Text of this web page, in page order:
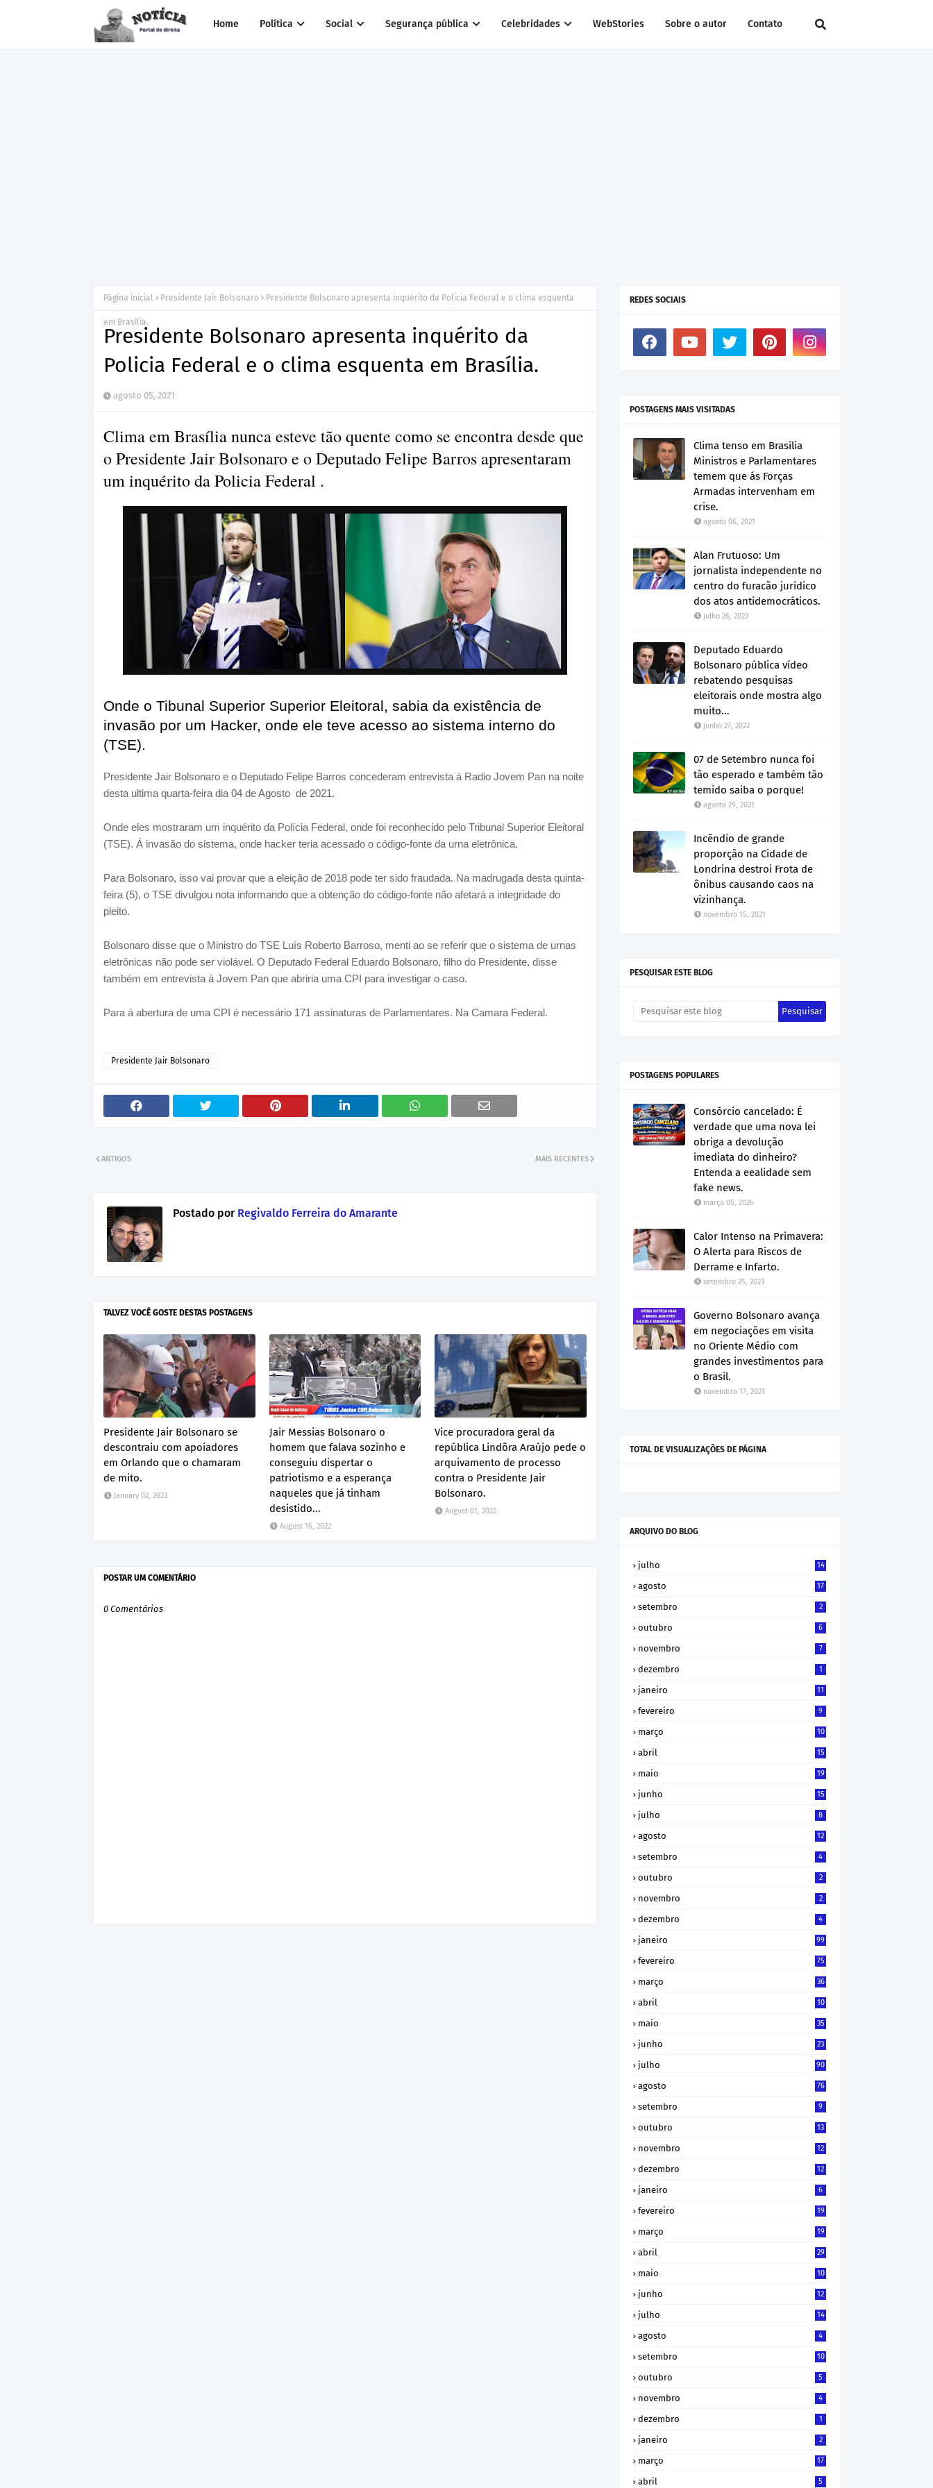
Home Política Social Segurança pública Celebridades WebStories Sobre o autor Contato
Página inicial Presidente Jair Bolsonaro Presidente Bolsonaro apresenta inquérito da Policia Federal e o clima esquenta
em Brasília.
Presidente Bolsonaro apresenta inquérito da
Policia Federal e o clima esquenta em Brasília.
agosto 05, 2021
Clima em Brasília nunca esteve tão quente como se encontra desde que
o Presidente Jair Bolsonaro e o Deputado Felipe Barros apresentaram
um inquérito da Policia Federal .
Onde o Tibunal Superior Superior Eleitoral, sabia da existência de
invasão por um Hacker, onde ele teve acesso ao sistema interno do
(TSE).
Presidente Jair Bolsonaro e o Deputado Felipe Barros concederam entrevista à Radio Jovem Pan na noite
desta ultima quarta-feira dia 04 de Agosto de 2021.
Onde eles mostraram um inquérito da Polícia Federal, onde foi reconhecido pelo Tribunal Superior Eleitoral
(TSE). Á invasão do sistema, onde hacker teria acessado o código-fonte da urna eletrônica.
Para Bolsonaro, isso vai provar que a eleição de 2018 pode ter sido fraudada. Na madrugada desta quinta-
feira (5), o TSE divulgou nota informando que a obtenção do código-fonte não afetará a integridade do
pleito.
Bolsonaro disse que o Ministro do TSE Luís Roberto Barroso, menti ao se referir que o sistema de urnas
eletrônicas não pode ser violável. O Deputado Federal Eduardo Bolsonaro, filho do Presidente, disse
também em entrevista á Jovem Pan que abriria uma CPI para investigar o caso.
Para á abertura de uma CPI é necessário 171 assinaturas de Parlamentares. Na Camara Federal.
Presidente Jair Bolsonaro
MAIS RECENTES
ANTIGOS
Postado porRegivaldo Ferreira do Amarante
TALVEZ VOCÊ GOSTE DESTAS POSTAGENS
Presidente Jair Bolsonaro se
descontraiu com apoiadores
em Orlando que o chamaram
de mito.
January 02, 2023
Jair Messias Bolsonaro o
homem que falava sozinho e
conseguiu dispertar o
patriotismo e a esperança
naqueles que já tinham
desistido...
August 16, 2022
Vice procuradora geral da
república Lindôra Araújo pede o
arquivamento de processo
contra o Presidente Jair
Bolsonaro.
August 01, 2022
POSTAR UM COMENTÁRIO
0 Comentários
REDES SOCIAIS
POSTAGENS MAIS VISITADAS
Clima tenso em Brasília
Ministros e Parlamentares
temem que ás Forças
Armadas intervenham em
crise.
agosto 06, 2021
Alan Frutuoso: Um
jornalista independente no
centro do furacão jurídico
dos atos antidemocráticos.
julho 26, 2023
Deputado Eduardo
Bolsonaro pública vídeo
rebatendo pesquisas
eleitorais onde mostra algo
muito...
junho 27, 2022
07 de Setembro nunca foi
tão esperado e também tão
temido saiba o porque!
agosto 29, 2021
Incêndio de grande
proporção na Cidade de
Londrina destroi Frota de
ônibus causando caos na
vizinhança.
novembro 15, 2021
PESQUISAR ESTE BLOG
POSTAGENS POPULARES
Consórcio cancelado: É
verdade que uma nova lei
obriga a devolução
imediata do dinheiro?
Entenda a eealidade sem
fake news.
março 05, 2026
Calor Intenso na Primavera:
O Alerta para Riscos de
Derrame e Infarto.
setembro 25, 2023
Governo Bolsonaro avança
em negociações em visita
no Oriente Médio com
grandes investimentos para
o Brasil.
novembro 17, 2021
TOTAL DE VISUALIZAÇÕES DE PÁGINA
ARQUIVO DO BLOG
julho 14
agosto 17
setembro 2
outubro 6
novembro 7
dezembro 1
janeiro 11
fevereiro 9
março 10
abril 15
maio 19
junho 15
julho 8
agosto 12
setembro 4
outubro 2
novembro 2
dezembro 4
janeiro 99
fevereiro 75
março 36
abril 10
maio 35
junho 23
julho 90
agosto 76
setembro 9
outubro 13
novembro 12
dezembro 12
janeiro 6
fevereiro 19
março 19
abril 29
maio 10
junho 12
julho 14
agosto 4
setembro 10
outubro 5
novembro 4
dezembro 1
janeiro 2
março 17
abril 5